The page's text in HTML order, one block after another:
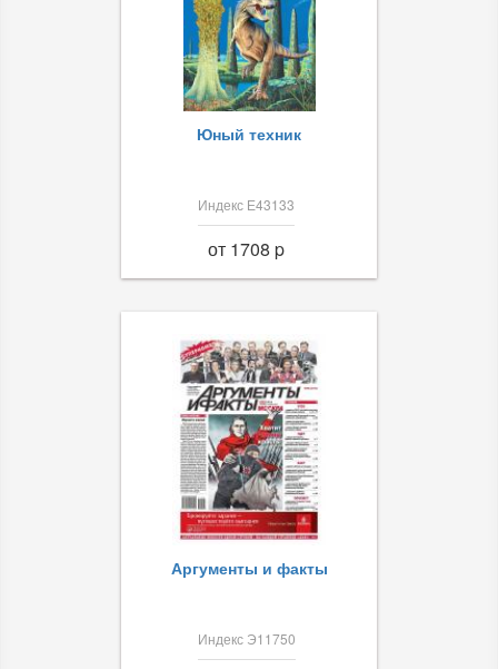
Юный техник
Индекс Е43133
от 1708 p
Аргументы и факты
Индекс Э11750